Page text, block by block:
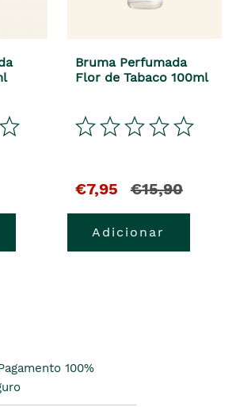
Bruma Perfumada
Flor de Tabaco 100ml
€7,95 €15,90
Adicionar
100%